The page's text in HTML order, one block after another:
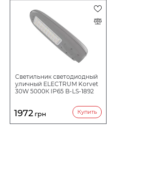
Светильник светодиодный
уличный ELECTRUM Korvet
30W 5000К IP65 B-LS-1892
1972 грн Купить